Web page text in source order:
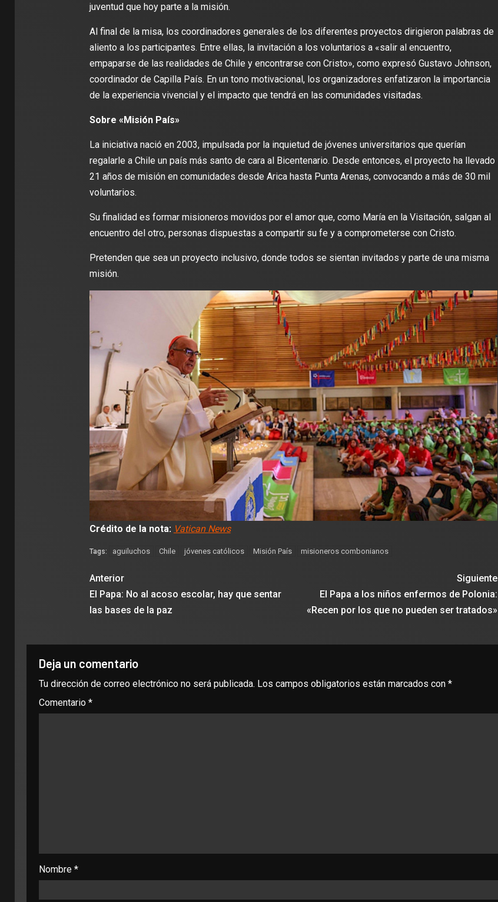
juventud que hoy parte a la misión.
Al final de la misa, los coordinadores generales de los diferentes proyectos dirigieron palabras de
aliento a los participantes. Entre ellas, la invitación a los voluntarios a «salir al encuentro,
empaparse de las realidades de Chile y encontrarse con Cristo», como expresó Gustavo Johnson,
coordinador de Capilla País. En un tono motivacional, los organizadores enfatizaron la importancia
de la experiencia vivencial y el impacto que tendrá en las comunidades visitadas.
Sobre «Misión País»
La iniciativa nació en 2003, impulsada por la inquietud de jóvenes universitarios que querían
regalarle a Chile un país más santo de cara al Bicentenario. Desde entonces, el proyecto ha llevado
21 años de misión en comunidades desde Arica hasta Punta Arenas, convocando a más de 30 mil
voluntarios.
Su finalidad es formar misioneros movidos por el amor que, como María en la Visitación, salgan al
encuentro del otro, personas dispuestas a compartir su fe y a comprometerse con Cristo.
Pretenden que sea un proyecto inclusivo, donde todos se sientan invitados y parte de una misma
misión.
Crédito de la nota: Vatican News
Tags: aguiluchos Chile jóvenes católicos Misión País misioneros combonianos
Anterior
El Papa: No al acoso escolar, hay que sentar
las bases de la paz
Siguiente
El Papa a los niños enfermos de Polonia:
«Recen por los que no pueden ser tratados»
Deja un comentario
Tu dirección de correo electrónico no será publicada. Los campos obligatorios están marcados con *
Comentario *
Nombre *